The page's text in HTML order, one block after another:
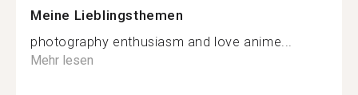
Meine Lieblingsthemen
photography enthusiasm and love anime...
Mehr lesen